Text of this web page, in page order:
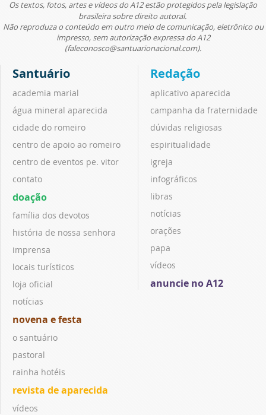
Os textos, fotos, artes e vídeos do A12 estão protegidos pela legislação
brasileira sobre direito autoral.
Não reproduza o conteúdo em outro meio de comunicação, eletrônico ou
impresso, sem autorização expressa do A12
(faleconosco@santuarionacional.com).
Santuário
academia marial
água mineral aparecida
cidade do romeiro
centro de apoio ao romeiro
centro de eventos pe. vitor
contato
doação
família dos devotos
história de nossa senhora
imprensa
locais turísticos
loja oficial
notícias
novena e festa
o santuário
pastoral
rainha hotéis
revista de aparecida
vídeos
Redação
aplicativo aparecida
campanha da fraternidade
dúvidas religiosas
espiritualidade
igreja
infográficos
libras
notícias
orações
papa
vídeos
anuncie no A12